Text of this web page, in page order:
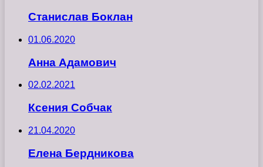
Станислав Боклан
01.06.2020
Анна Адамович
02.02.2021
Ксения Собчак
21.04.2020
Елена Бердникова